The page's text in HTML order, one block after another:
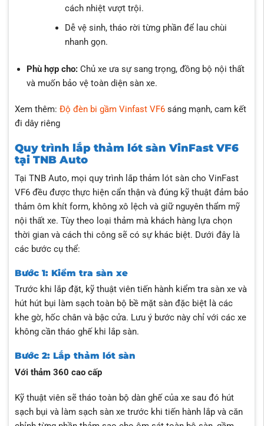
cách nhiệt vượt trội.
Dễ vệ sinh, tháo rời từng phần để lau chùi
nhanh gọn.
Phù hợp cho: Chủ xe ưa sự sang trọng, đồng bộ nội thất
và muốn bảo vệ toàn diện sàn xe.
Xem thêm: Độ đèn bi gầm Vinfast VF6sáng mạnh, cam kết
đi dây riêng
Quy trình lắp thảm lót sàn VinFast VF6
tại TNB Auto
Tại TNB Auto, mọi quy trình lắp thảm lót sàn cho VinFast
VF6 đều được thực hiện cẩn thận và đúng kỹ thuật đảm bảo
thảm ôm khít form, không xô lệch và giữ nguyên thẩm mỹ
nội thất xe. Tùy theo loại thảm mà khách hàng lựa chọn
thời gian và cách thi công sẽ có sự khác biệt. Dưới đây là
các bước cụ thể:
Bước 1: Kiểm tra sàn xe
Trước khi lắp đặt, kỹ thuật viên tiến hành kiểm tra sàn xe và
hút hút bụi làm sạch toàn bộ bề mặt sàn đặc biệt là các
khe gờ, hốc chân và bậc cửa. Lưu ý bước này chỉ với các xe
không cần tháo ghế khi lắp sàn.
Bước 2: Lắp thảm lót sàn
Với thảm 360 cao cấp
Kỹ thuật viên sẽ tháo toàn bộ dàn ghế của xe sau đó hút
sạch bụi và làm sạch sàn xe trước khi tiến hành lắp và căn